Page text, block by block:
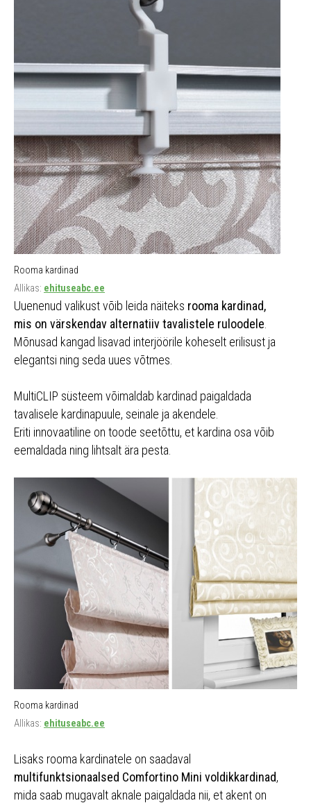
Rooma kardinad
Allikas: ehituseabc.ee
Uuenenud valikust võib leida näiteks rooma kardinad,
mis on värskendav alternatiiv tavalistele ruloodele
Mõnusad kangad lisavad interjöörile koheselt erilisust ja
elegantsi ning seda uues võtmes.
MultiCLIP süsteem võimaldab kardinad paigaldada
tavalisele kardinapuule, seinale ja akendele.
Eriti innovaatiline on toode seetõttu, et kardina osa võib
eemaldada ning lihtsalt ära pesta.
Rooma kardinad
Allikas: ehituseabc.ee
Lisaks rooma kardinatele on saadaval
multifunktsionaalsed Comfortino Mini voldikkardinad,
mida saab mugavalt aknale paigaldada nii, et akent on